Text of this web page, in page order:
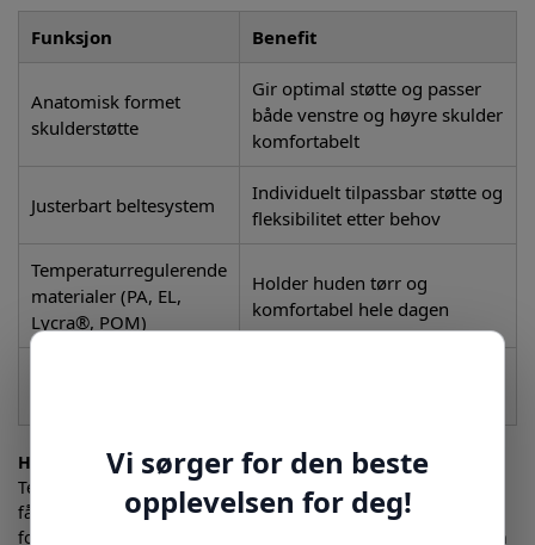
Funksjon Benefit
Anatomisk formet
skulderstøtte
Gir optimal støtte og passer
både venstre og høyre skulder
komfortabelt
Justerbart beltesystem
Individuelt tilpassbar støtte og
fleksibilitet etter behov
Temperaturregulerende
materialer (PA, EL,
Lycra®, POM)
Holder huden tørr og
komfortabel hele dagen
Hvordan bruke skulderstøtten for best resultat
Tenk deg at du har en aktiv hverdag eller dyrker sport, men
får smerter ved bevegelse. Med Acro ComforT 5055 kan du
forebygge skader og redusere belastningen ved å bruke den